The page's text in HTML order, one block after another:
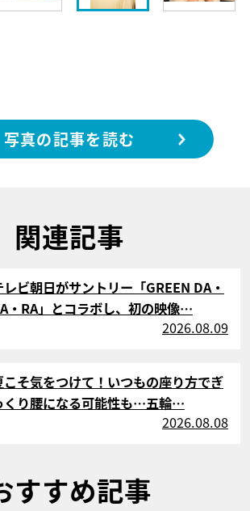
写真の記事を読む
関連記事
レビ朝日がサントリー「GREEN DA・
・RA」とコラボし、初の映像…
2026.08.09
イル
こそ気をつけて！いつもの座り方でぎ
くり腰になる可能性も…五輪…
2026.08.08
すすめ記事